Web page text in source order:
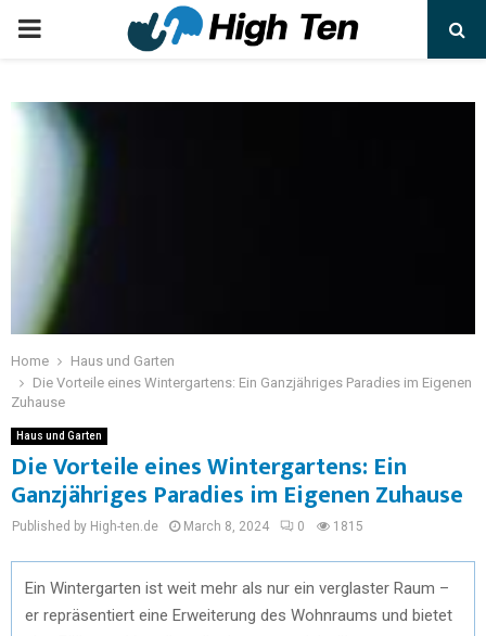
Home
Haus und Garten
Die Vorteile eines Wintergartens: Ein Ganzjähriges Paradies im Eigenen
Zuhause
Haus und Garten
Die Vorteile eines Wintergartens: Ein
Ganzjähriges Paradies im Eigenen Zuhause
Published by High-ten.de March 8, 2024 0 1815
Ein Wintergarten ist weit mehr als nur ein verglaster Raum –
er repräsentiert eine Erweiterung des Wohnraums und bietet